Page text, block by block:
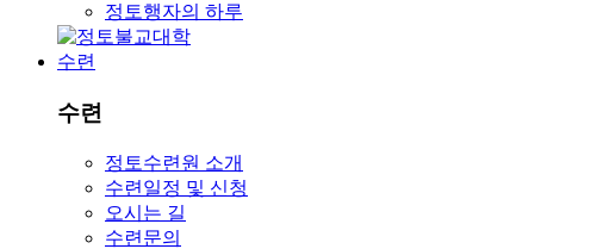
정토행자의 하루
수련
수련
정토수련원 소개
수련일정 및 신청
오시는 길
수련문의